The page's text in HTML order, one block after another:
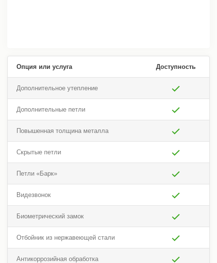
Опция или услуга Доступность
Дополнительное утепление
Дополнительные петли
Повышенная толщина металла
Скрытые петли
Петли «Барк»
Видезвонок
Биометрический замок
Отбойник из нержавеющей стали
Антикоррозийная обработка